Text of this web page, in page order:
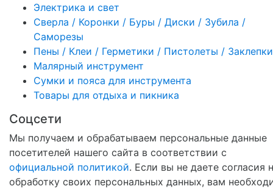
Электрика и свет
Сверла / Коронки / Буры / Диски / Зубила /
Саморезы
Пены / Клеи / Герметики / Пистолеты / Заклепки
Малярный инструмент
Сумки и пояса для инструмента
Товары для отдыха и пикника
Соцсети
Мы получаем и обрабатываем персональные данные
посетителей нашего сайта в соответствии с
официальной политикой. Если вы не даете согласия
обработку своих персональных данных, вам